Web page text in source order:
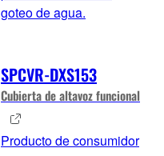
goteo de agua.
SPCVR-DXS153
Cubierta de altavoz funcional
Producto de consumidor